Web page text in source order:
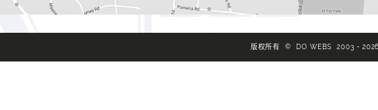
版权所有 © DO WEBS 2003 -